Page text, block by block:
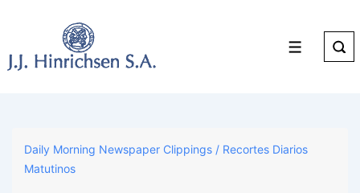
Main
Menu
Daily Morning Newspaper Clippings / Recortes Diarios
Matutinos